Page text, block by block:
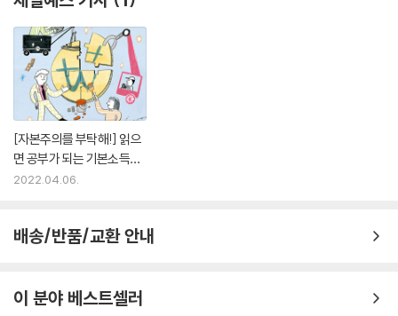
여유가 생기지요. 경제적 대가를 떠나 가치 있는 일을 찾아낼 여유를 주는
것, 그게 바로 기본소득이 개인의 삶에 줄 수 있는 선물 아닐까요?
--- p.185
[자본주의를 부탁해!] 읽으
면 공부가 되는 기본소득과
자본주의
2022.04.06.
배송/반품/교환 안내
이 분야 베스트셀러